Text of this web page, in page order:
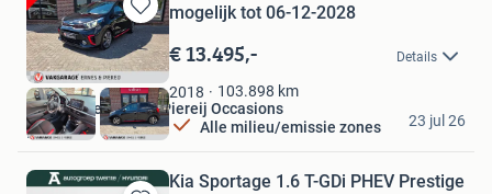
Bewaren
in
Mijn
Favorieten
mogelijk tot 06-12-2028
€ 13.495,- Details
2018 103.898 km
Alle milieu/emissie zones
Vakgarage Ernes & Piereij Occasions
Elsloo
23 jul 26
Kia Sportage 1.6 T-GDi PHEV Prestige